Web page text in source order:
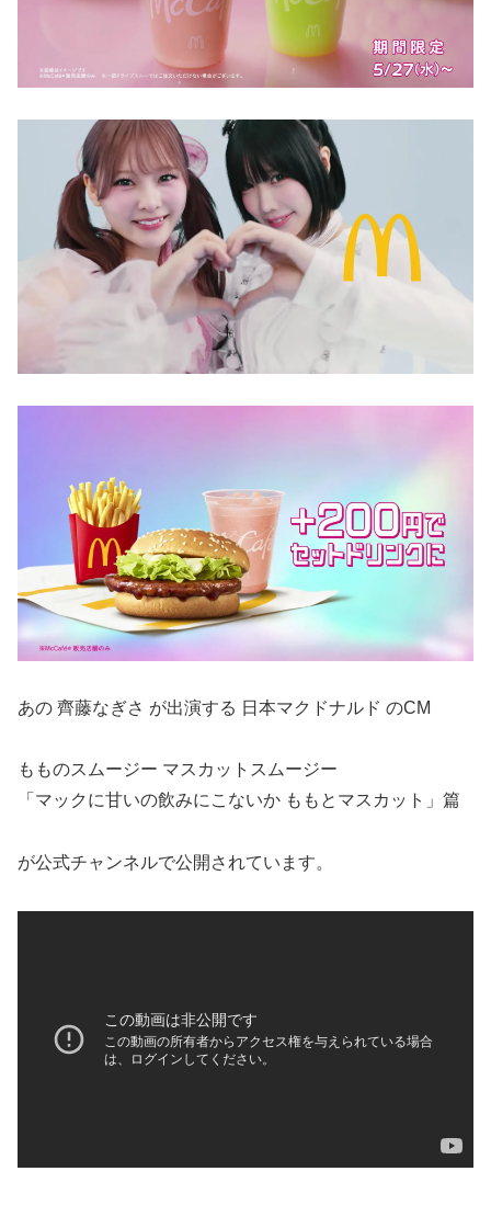
あの 齊藤なぎさ が出演する 日本マクドナルド のCM
もものスムージー マスカットスムージー
「マックに甘いの飲みにこないか ももとマスカット」篇
が公式チャンネルで公開されています。